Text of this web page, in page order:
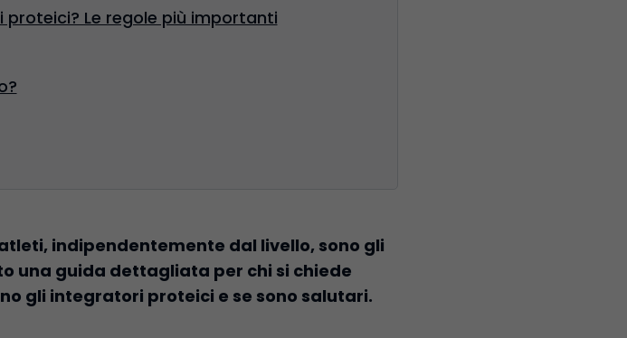
Le regole più importanti
indipendentemente dal livello, sono gli
una guida dettagliata per chi si chiede
gli integratori proteici e se sono salutari.